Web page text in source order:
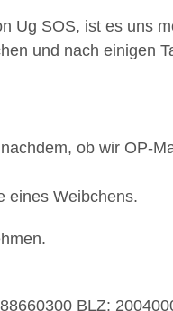
Ug SOS, ist es uns
und nach einigen
ob wir OP-
eines Weibchens.
BLZ: